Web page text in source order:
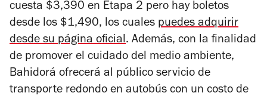
cuesta $3,390 en Etapa 2 pero hay boletos
desde los $1,490, los cuales puedes adquirir
desde su página oficial. Además, con la finalidad
de promover el cuidado del medio ambiente,
Bahidorá ofrecerá al público servicio de
transporte redondo en autobús con un costo de